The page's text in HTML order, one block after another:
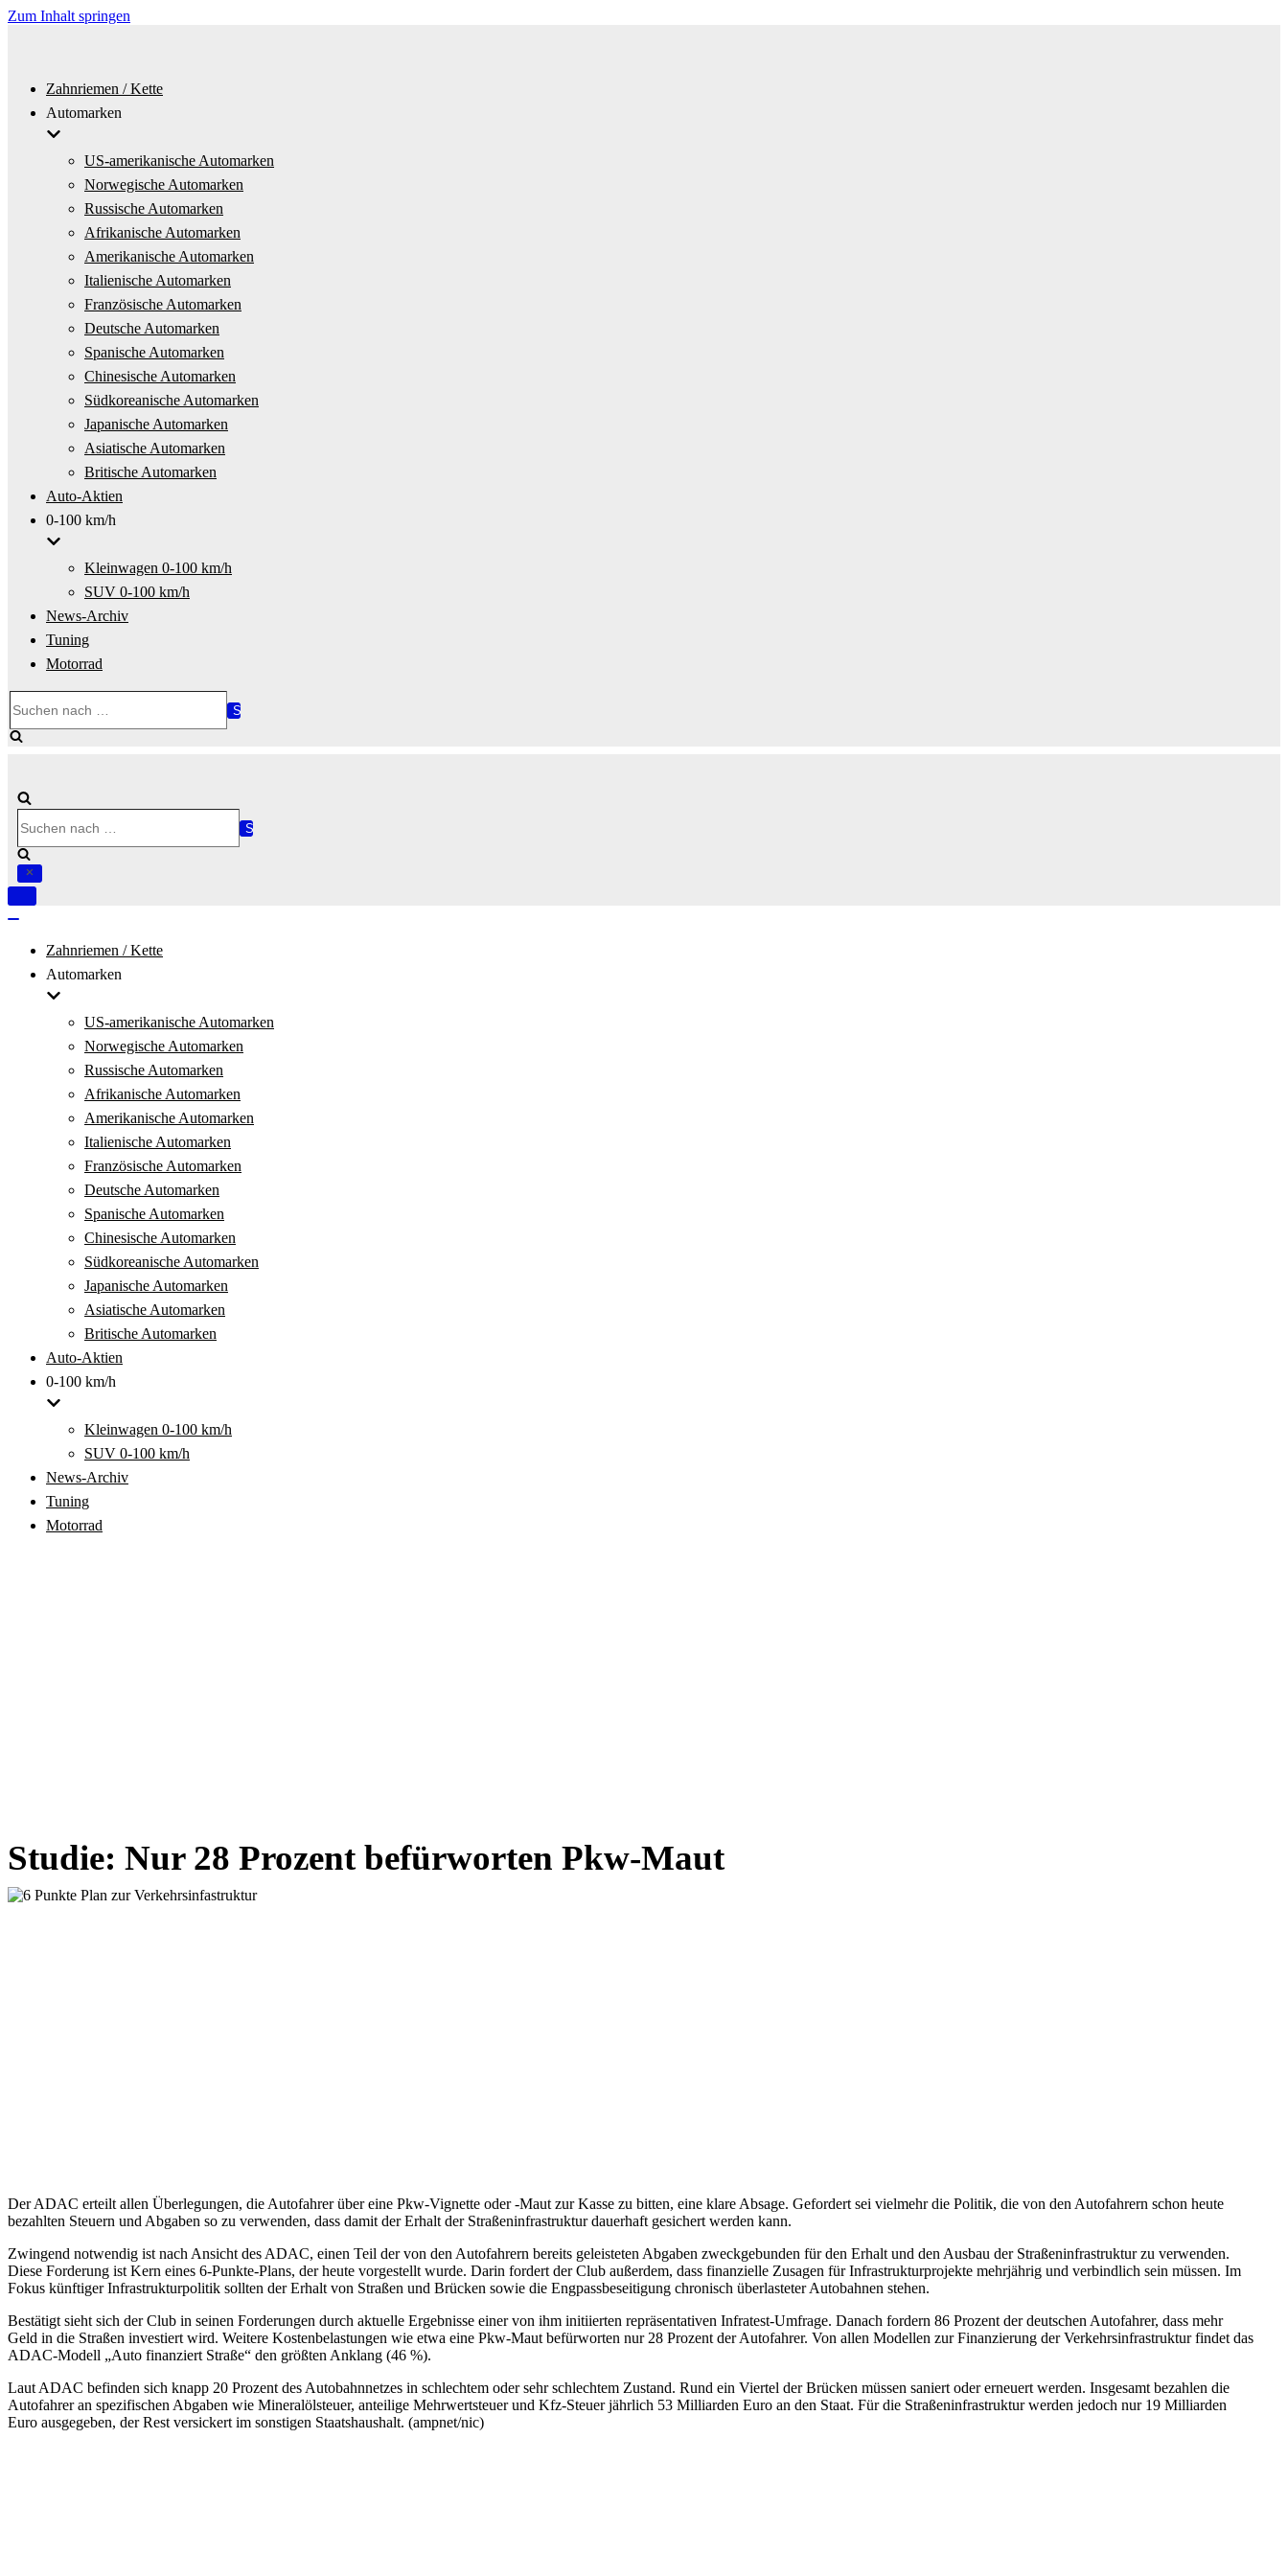
Zum Inhalt springen
Zahnriemen / Kette
Automarken
US-amerikanische Automarken
Norwegische Automarken
Russische Automarken
Afrikanische Automarken
Amerikanische Automarken
Italienische Automarken
Französische Automarken
Deutsche Automarken
Spanische Automarken
Chinesische Automarken
Südkoreanische Automarken
Japanische Automarken
Asiatische Automarken
Britische Automarken
Auto-Aktien
0-100 km/h
Kleinwagen 0-100 km/h
SUV 0-100 km/h
News-Archiv
Tuning
Motorrad
nach …
nach …
Navigation
Zahnriemen / Kette
Automarken
US-amerikanische Automarken
Norwegische Automarken
Russische Automarken
Afrikanische Automarken
Amerikanische Automarken
Italienische Automarken
Französische Automarken
Deutsche Automarken
Spanische Automarken
Chinesische Automarken
Südkoreanische Automarken
Japanische Automarken
Asiatische Automarken
Britische Automarken
Auto-Aktien
0-100 km/h
Kleinwagen 0-100 km/h
SUV 0-100 km/h
News-Archiv
Tuning
Motorrad
Studie: Nur 28 Prozent befürworten Pkw-Maut
Der ADAC erteilt allen Überlegungen, die Autofahrer über eine Pkw-Vignette oder -Maut zur Kasse zu bitten, eine klare Absage. Gefordert sei vielmehr die Politik, die von den Autofahrern schon heute
bezahlten Steuern und Abgaben so zu verwenden, dass damit der Erhalt der Straßeninfrastruktur dauerhaft gesichert werden kann.
Zwingend notwendig ist nach Ansicht des ADAC, einen Teil der von den Autofahrern bereits geleisteten Abgaben zweckgebunden für den Erhalt und den Ausbau der Straßeninfrastruktur zu verwenden.
Diese Forderung ist Kern eines 6-Punkte-Plans, der heute vorgestellt wurde. Darin fordert der Club außerdem, dass finanzielle Zusagen für Infrastrukturprojekte mehrjährig und verbindlich sein müssen. Im
Fokus künftiger Infrastrukturpolitik sollten der Erhalt von Straßen und Brücken sowie die Engpassbeseitigung chronisch überlasteter Autobahnen stehen.
Bestätigt sieht sich der Club in seinen Forderungen durch aktuelle Ergebnisse einer von ihm initiierten repräsentativen Infratest-Umfrage. Danach fordern 86 Prozent der deutschen Autofahrer, dass mehr
Geld in die Straßen investiert wird. Weitere Kostenbelastungen wie etwa eine Pkw-Maut befürworten nur 28 Prozent der Autofahrer. Von allen Modellen zur Finanzierung der Verkehrsinfrastruktur findet das
ADAC-Modell „Auto finanziert Straße“ den größten Anklang (46 %).
Laut ADAC befinden sich knapp 20 Prozent des Autobahnnetzes in schlechtem oder sehr schlechtem Zustand. Rund ein Viertel der Brücken müssen saniert oder erneuert werden. Insgesamt bezahlen die
Autofahrer an spezifischen Abgaben wie Mineralölsteuer, anteilige Mehrwertsteuer und Kfz-Steuer jährlich 53 Milliarden Euro an den Staat. Für die Straßeninfrastruktur werden jedoch nur 19 Milliarden
Euro ausgegeben, der Rest versickert im sonstigen Staatshaushalt. (ampnet/nic)